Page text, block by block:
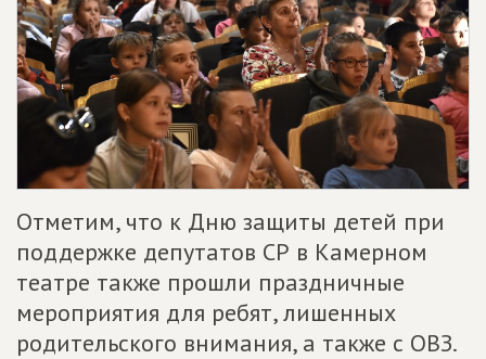
Отметим, что к Дню защиты детей при
поддержке депутатов СР в Камерном
театре также прошли праздничные
мероприятия для ребят, лишенных
родительского внимания, а также с ОВЗ.